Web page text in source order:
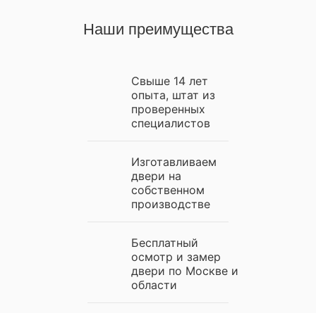
Наши преимущества
Свыше 14 лет
опыта, штат из
проверенных
специалистов
Изготавливаем
двери на
собственном
производстве
Бесплатный
осмотр и замер
двери по Москве и
области